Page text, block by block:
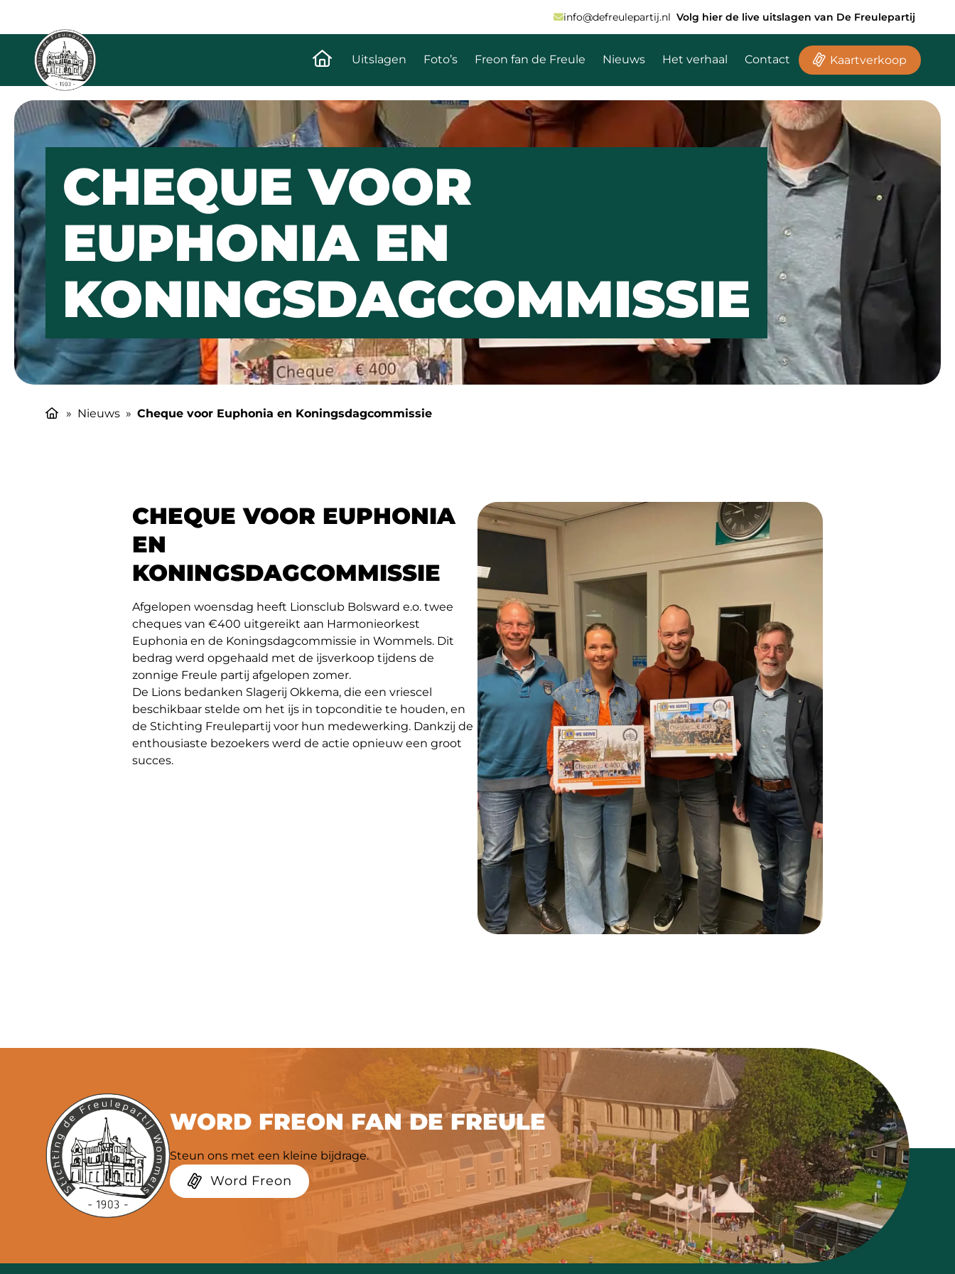
Volg hier de live uitslagen van De Freulepartij
info@defreulepartij.nl
De Freulepartij
Naar de homepagina
Uitslagen Foto’s Freon fan de Freule Nieuws Het verhaal Contact Kaartverkoop
CHEQUE VOOR
EUPHONIA EN
KONINGSDAGCOMMISSIE
» Nieuws » Cheque voor Euphonia en Koningsdagcommissie
CHEQUE VOOR EUPHONIA
EN
KONINGSDAGCOMMISSIE
Afgelopen woensdag heeft Lionsclub Bolsward e.o. twee
cheques van €400 uitgereikt aan Harmonieorkest
Euphonia en de Koningsdagcommissie in Wommels. Dit
bedrag werd opgehaald met de ijsverkoop tijdens de
zonnige Freule partij afgelopen zomer.
De Lions bedanken Slagerij Okkema, die een vriescel
beschikbaar stelde om het ijs in topconditie te houden, en
de Stichting Freulepartij voor hun medewerking. Dankzij de
enthousiaste bezoekers werd de actie opnieuw een groot
succes.
WORD FREON FAN DE FREULE
Steun ons met een kleine bijdrage.
Word Freon